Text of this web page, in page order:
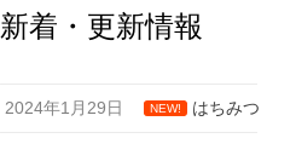
新着・更新情報
2024年1月29日 NEW! はちみつ